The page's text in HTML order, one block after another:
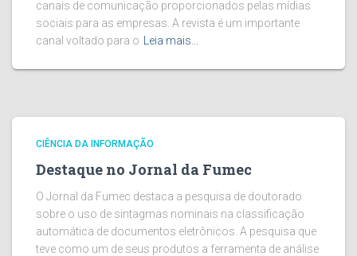
canais de comunicação proporcionados pelas mídias
sociais para as empresas. A revista é um importante
canal voltado para o
Leia mais…
CIÊNCIA DA INFORMAÇÃO
Destaque no Jornal da Fumec
O Jornal da Fumec destaca a pesquisa de doutorado
sobre o uso de sintagmas nominais na classificação
automática de documentos eletrônicos. A pesquisa que
teve como um de seus produtos a ferramenta de análise